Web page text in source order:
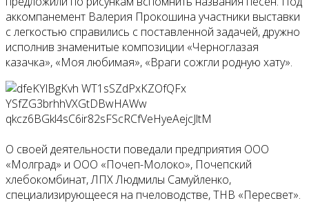
аккомпанемент Валерия Прокошина участники выставки
с легкостью справились с поставленной задачей, дружно
исполнив знаменитые композиции «Черноглазая
казачка», «Моя любимая», «Враги сожгли родную хату».
О своей деятельности поведали предприятия ООО
«Молград» и ООО «Почеп-Молоко», Почепский
хлебокомбинат, ЛПХ Людмилы Самуйленко,
специализирующееся на пчеловодстве, ТНВ «Пересвет».